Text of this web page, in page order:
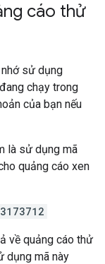
cáo thử
sử dụng
chạy trong
của bạn nếu
là sử dụng mã
quảng cáo xen
về quảng cáo thử
dụng mã này